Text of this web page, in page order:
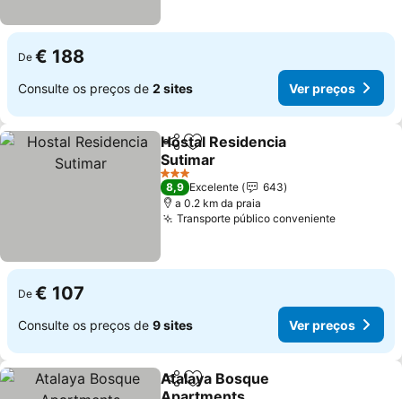
De € 188
Consulte os preços de 2 sites Ver preços
PartilharAdicionar aos favoritos
Hostal Residencia
Sutimar
3 Estrelas
8,9 Excelente
643
a 0.2 km da praia
Transporte público conveniente
De € 107
Consulte os preços de 9 sites Ver preços
PartilharAdicionar aos favoritos
Atalaya Bosque